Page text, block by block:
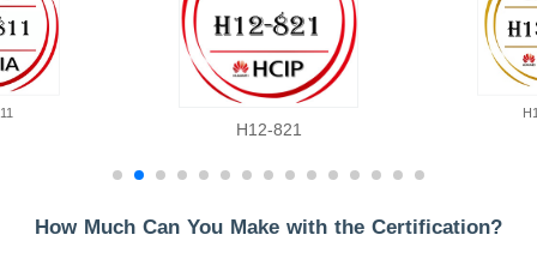
H12-821
How Much Can You Make with the Certification?